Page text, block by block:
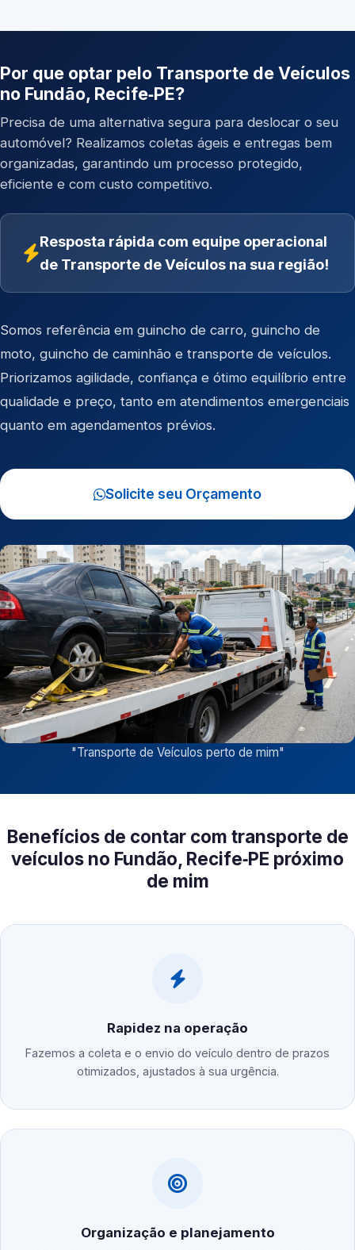
Por que optar pelo Transporte de Veículos
no Fundão, Recife‑PE?
Precisa de uma alternativa segura para deslocar o seu
automóvel? Realizamos coletas ágeis e entregas bem
organizadas, garantindo um processo protegido,
eficiente e com custo competitivo.
Resposta rápida com equipe operacional
de Transporte de Veículos na sua região!
Somos referência em guincho de carro, guincho de
moto, guincho de caminhão e transporte de veículos.
Priorizamos agilidade, confiança e ótimo equilíbrio entre
qualidade e preço, tanto em atendimentos emergenciais
quanto em agendamentos prévios.
Solicite seu Orçamento
"Transporte de Veículos perto de mim"
Benefícios de contar com transporte de
veículos no Fundão, Recife‑PE próximo
de mim
Rapidez na operação
Fazemos a coleta e o envio do veículo dentro de prazos
otimizados, ajustados à sua urgência.
Organização e planejamento